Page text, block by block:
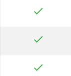
check
check
check